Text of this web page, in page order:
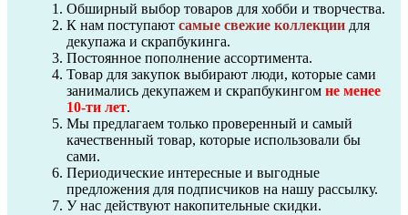
Обширный выбор товаров для хобби и творчества.
К нам поступают самые свежие коллекции для
декупажа и скрапбукинга.
Постоянное пополнение ассортимента.
Товар для закупок выбирают люди, которые сами
занимались декупажем и скрапбукингом не менее
10-ти лет.
Мы предлагаем только проверенный и самый
качественный товар, которые использовали бы
сами.
Периодические интересные и выгодные
предложения для подписчиков на нашу рассылку.
У нас действуют накопительные скидки.